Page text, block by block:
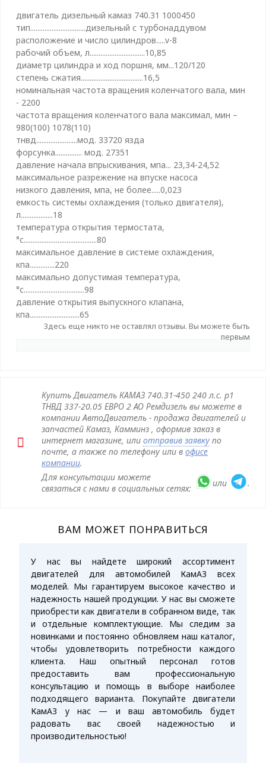
двигатель дизельный камаз 740.31 1000450
тип...............................дизельный с турбонаддувом
расположение и число цилиндров.....v-8
рабочий объем, л...............................10,85
диаметр цилиндра и ход поршня, мм...120/120
степень сжатия...................................16,5
номинальная частота вращения коленчатого вала, мин
- 2200
частота вращения коленчатого вала максимал, мин –
980(100) 1078(110)
тнвд.......................мод. 33720 язда
форсунка............... мод. 27351
давление начала впрыскивания, мпа... 23,34-24,52
максимальное разрежение на впуске насоса
низкого давления, мпа, не более.....0,023
емкость системы охлаждения (только двигателя),
л..................18
температура открытия термостата,
°с.........................................80
максимальное давление в системе охлаждения,
кпа..............220
максимально допустимая температура,
°с..................................98
давление открытия выпускного клапана,
кпа............................65
Здесь еще никто не оставлял отзывы. Вы можете быть
первым
Купить Двигатель КАМАЗ 740.31-450 240 л.с. р1
ТНВД 337-20.05 ЕВРО 2 АО Ремдизель вы можете в
компании АвтоДвигатель - продажа двигателей и
запчастей Камаз, Камминз , оформив заказ в
интернет магазине, или отправив заявку по
почте, а также по телефону или в офисе
компании.
Для консультации можете
связаться с нами в социальных сетях:
или .
ВАМ МОЖЕТ ПОНРАВИТЬСЯ
У нас вы найдете широкий ассортимент
двигателей для автомобилей КамАЗ всех
моделей. Мы гарантируем высокое качество и
надежность нашей продукции. У нас вы сможете
приобрести как двигатели в собранном виде, так
и отдельные комплектующие. Мы следим за
новинками и постоянно обновляем наш каталог,
чтобы удовлетворить потребности каждого
клиента. Наш опытный персонал готов
предоставить вам профессиональную
консультацию и помощь в выборе наиболее
подходящего варианта. Покупайте двигатели
КамАЗ у нас — и ваш автомобиль будет
радовать вас своей надежностью и
производительностью!